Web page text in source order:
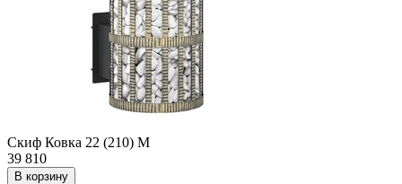
Скиф Ковка 22 (210) М
39 810
В корзину